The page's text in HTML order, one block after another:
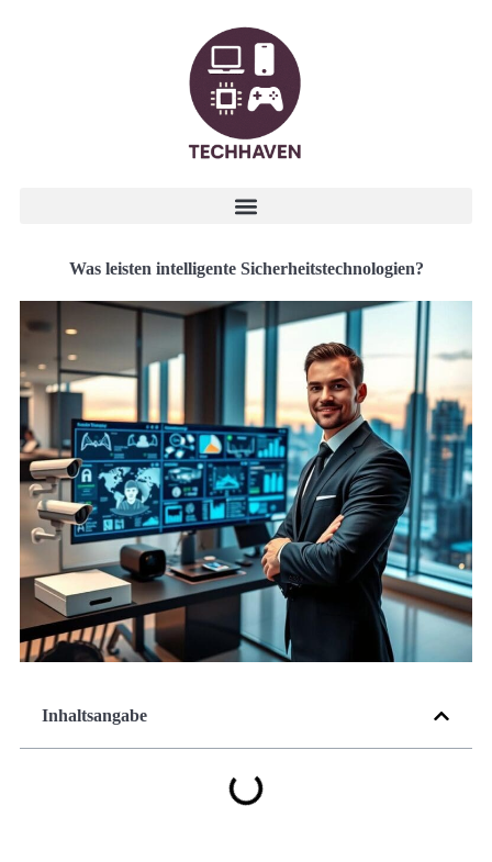
Was leisten intelligente Sicherheitstechnologien?
Inhaltsangabe